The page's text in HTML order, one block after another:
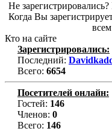
Не
Когда Вы
Кто на сайте
Зарегистрировались:
Последний:
Всего: 6654
Посетителей онлайн:
Гостей: 146
Членов: 0
Всего: 146